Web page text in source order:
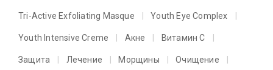
Tri-Active Exfoliating Masque Youth Eye Complex
Youth Intensive Creme Акне Витамин C
Защита Лечение Морщины Очищение